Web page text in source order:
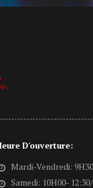
D'ouverture:
Mardi-Vendredi:
Samedi: 10H00-